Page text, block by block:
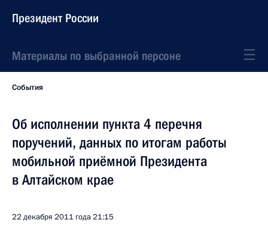
Президент России
Материалы по выбранной персоне
События
Об исполнении пункта 4 перечня
поручений, данных по итогам работы
мобильной приёмной Президента
в Алтайском крае
22 декабря 2011 года21:15